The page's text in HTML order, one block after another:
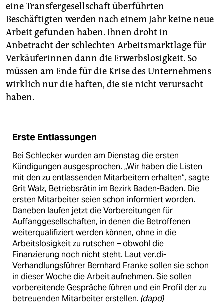
eine Transfergesellschaft überführten
Beschäftigten werden nach einem Jahr keine neue
Arbeit gefunden haben. Ihnen droht in
Anbetracht der schlechten Arbeitsmarktlage für
Verkäuferinnen dann die Erwerbslosigkeit. So
müssen am Ende für die Krise des Unternehmens
wirklich nur die haften, die sie nicht verursacht
haben.
Erste Entlassungen
Bei Schlecker wurden am Dienstag die ersten
Kündigungen ausgesprochen. „Wir haben die Listen
mit den zu entlassenden Mitarbeitern erhalten“, sagte
Grit Walz, Betriebsrätin im Bezirk Baden-Baden. Die
ersten Mitarbeiter seien schon informiert worden.
Daneben laufen jetzt die Vorbereitungen für
Auffanggesellschaften, in denen die Betroffenen
weiterqualifiziert werden können, ohne in die
Arbeitslosigkeit zu rutschen – obwohl die
Finanzierung noch nicht steht. Laut ver.di-
Verhandlungsführer Bernhard Franke sollen sie schon
in dieser Woche die Arbeit aufnehmen. Sie sollen
vorbereitende Gespräche führen und ein Profil der zu
betreuenden Mitarbeiter erstellen. (dapd)